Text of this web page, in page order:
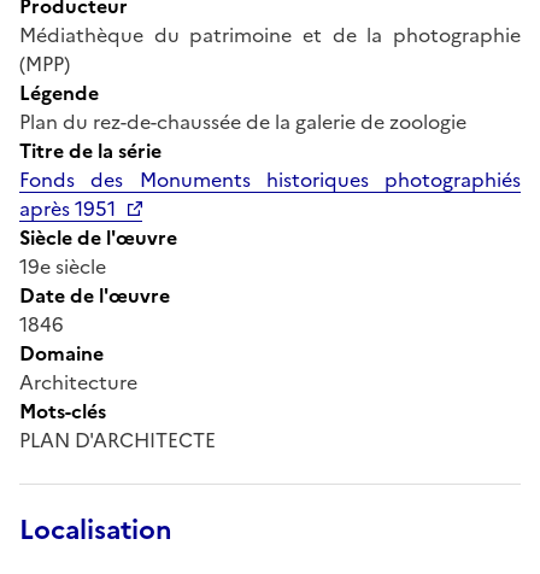
Médiathèque du patrimoine et de la photographie
(MPP)
Légende
Plan du rez-de-chaussée de la galerie de zoologie
Titre de la série
Fonds des Monuments historiques photographiés
après 1951
Siècle de l'œuvre
19e siècle
Date de l'œuvre
1846
Domaine
Architecture
Mots-clés
PLAN D'ARCHITECTE
Localisation